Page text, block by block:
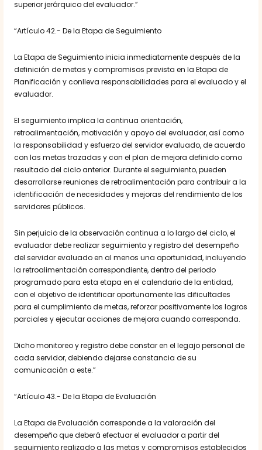
superior jerárquico del evaluador.”
“Artículo 42.- De la Etapa de Seguimiento
La Etapa de Seguimiento inicia inmediatamente después de la
definición de metas y compromisos prevista en la Etapa de
Planificación y conlleva responsabilidades para el evaluado y el
evaluador.
El seguimiento implica la continua orientación,
retroalimentación, motivación y apoyo del evaluador, así como
la responsabilidad y esfuerzo del servidor evaluado, de acuerdo
con las metas trazadas y con el plan de mejora definido como
resultado del ciclo anterior. Durante el seguimiento, pueden
desarrollarse reuniones de retroalimentación para contribuir a la
identificación de necesidades y mejoras del rendimiento de los
servidores públicos.
Sin perjuicio de la observación continua a lo largo del ciclo, el
evaluador debe realizar seguimiento y registro del desempeño
del servidor evaluado en al menos una oportunidad, incluyendo
la retroalimentación correspondiente, dentro del periodo
programado para esta etapa en el calendario de la entidad,
con el objetivo de identificar oportunamente las dificultades
para el cumplimiento de metas, reforzar positivamente los logros
parciales y ejecutar acciones de mejora cuando corresponda.
Dicho monitoreo y registro debe constar en el legajo personal de
cada servidor, debiendo dejarse constancia de su
comunicación a este.”
“Artículo 43.- De la Etapa de Evaluación
La Etapa de Evaluación corresponde a la valoración del
desempeño que deberá efectuar el evaluador a partir del
seguimiento realizado a las metas y compromisos establecidos